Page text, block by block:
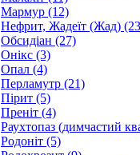
Мармур (12)
Нефрит, Жадеїт (Жад)
Обсидіан (27)
Онікс (3)
Опал (4)
Перламутр (21)
Пірит (5)
Преніт (4)
Раухтопаз (димчастий
Родоніт (5)